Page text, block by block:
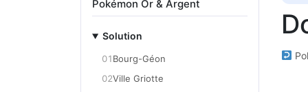
Pokémon Or & Argent
Solution
01Bourg-Géon
02Ville Griotte